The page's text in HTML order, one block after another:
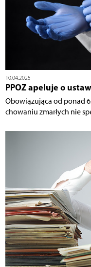
10.04.2025
PPOZ apeluje o
Obowiązująca od ponad
chowaniu zmarłych nie